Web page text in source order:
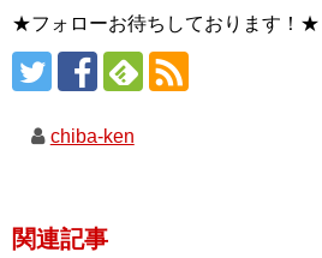
★フォローお待ちしております！★
chiba-ken
関連記事